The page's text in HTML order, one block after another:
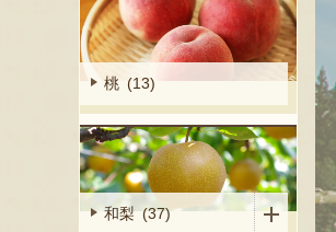
桃 (13)
和梨 (37)